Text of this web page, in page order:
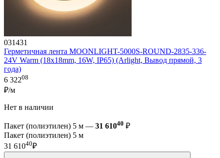
031431
Герметичная лента MOONLIGHT-5000S-ROUND-2835-336-
24V Warm (18х18mm, 16W, IP65) (Arlight, Вывод прямой, 3
года)
6 32208
₽/м
Нет в наличии
Пакет (полиэтилен) 5 м — 31 61040 ₽
Пакет (полиэтилен) 5 м
31 61040₽